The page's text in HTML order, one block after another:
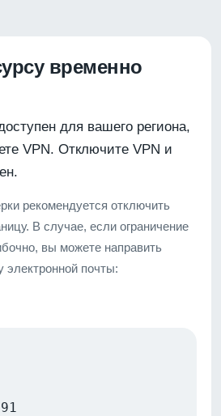
временно
для вашего региона,
VPN. Отключите VPN и
рекомендуется отключить
В случае, если ограничение
вы можете направить
электронной почты: